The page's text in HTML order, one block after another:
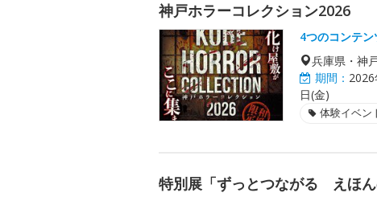
神戸ホラーコレクション2026
4つのコンテ
兵庫県・神
期間：
日(金)
体験イベン
特別展「ずっとつながる えほ